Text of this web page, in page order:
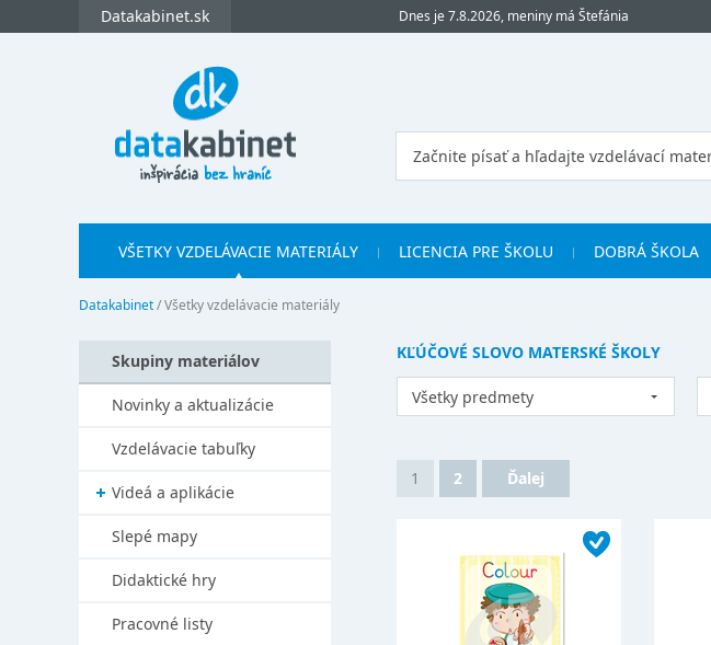
Datakabinet.sk Dnes je 7.8.2026, meniny má Štefánia
VŠETKY VZDELÁVACIE MATERIÁLY LICENCIA PRE ŠKOLU DOBRÁ ŠKOLA
Datakabinet/Všetky vzdelávacie materiály
KĽÚČOVÉ SLOVO MATERSKÉ ŠKOLY
Všetky predmety
1 2 Ďalej
Skupiny materiálov
Novinky a aktualizácie
Vzdelávacie tabuľky
Videá a aplikácie
Slepé mapy
Didaktické hry
Pracovné listy